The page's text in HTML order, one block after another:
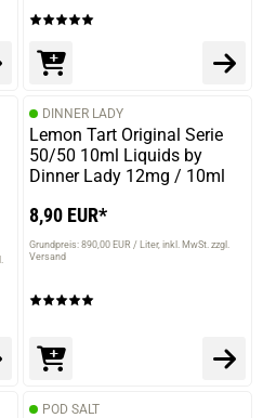
DINNER LADY
Lemon Tart Original Serie
50/50 10ml Liquids by
Dinner Lady 12mg / 10ml
8,90 EUR*
Grundpreis: 890,00 EUR / Liter inkl. MwSt. zzgl.
Versand
POD SALT